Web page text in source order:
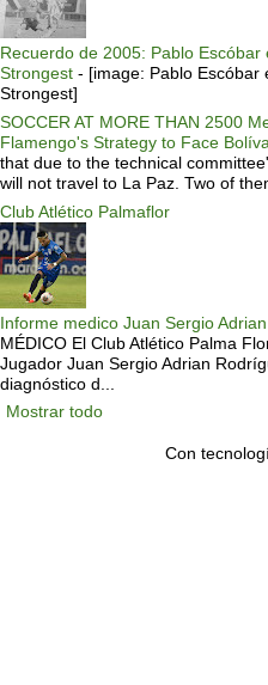
Recuerdo de 2005: Pablo
Strongest - [image: Pablo
Strongest]
SOCCER AT MORE THAN 2500
Flamengo's Strategy to Face
that due to the technical
will not travel to La Paz. Two of
Club Atlético Palmaflor
Informe medico Juan Sergio
MÉDICO El Club Atlético Palma
Jugador Juan Sergio Adrian
diagnóstico d...
Mostrar todo
Con